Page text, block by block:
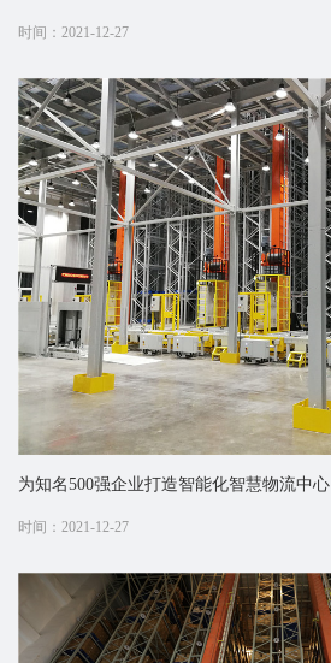
时间：2021-12-27
为知名500强企业打造智能化智慧物流中心
时间：2021-12-27